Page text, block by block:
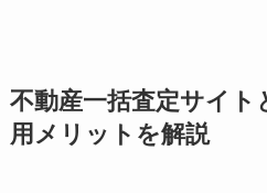
不動産一括査定サイト
用メリットを解説